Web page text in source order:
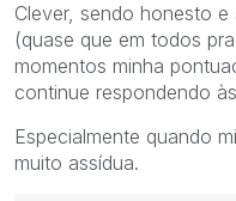
Clever, sendo honesto
(quase que em todos
momentos minha
continue respondendo
Especialmente quando
muito assídua.